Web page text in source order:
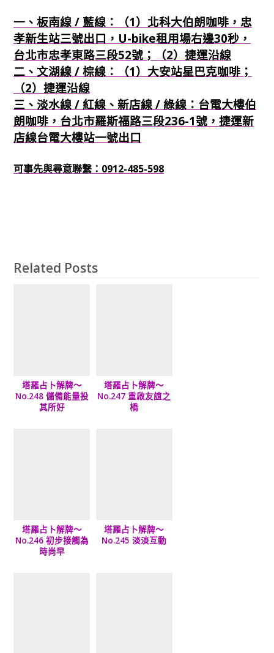
一、板南線 / 藍線：（1）北科大伯朗咖啡，忠
孝新生站三號出口，U-bike租用場右邊30秒，
台北市忠孝東路三段52號；（2）捷運沿線
二、文湖線 / 棕線：（1）大安站星巴克咖啡；
（2）捷運沿線
三、淡水線 / 紅線、新店線 / 綠線：台電大樓伯
朗咖啡，台北市羅斯福路三段236-1號，捷運新
店線台電大樓站一號出口
可事先與尋意聯繫：0912-485-598
Related Posts
塔羅占卜解牌～
No.248 儲備能量投
其所好
塔羅占卜解牌～
No.247 重啟友誼之
橋
塔羅占卜解牌～
No.246 初步接觸為
時尚早
塔羅占卜解牌～
No.245 淡淡互動